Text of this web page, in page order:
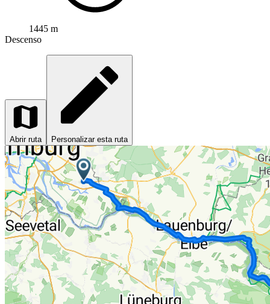
1445 m
Descenso
Abrir ruta Personalizar esta ruta